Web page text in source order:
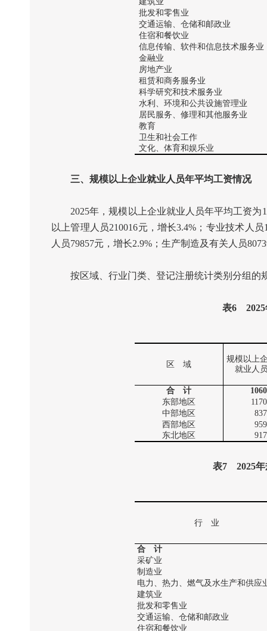
批发和零售业
交通运输、仓储和邮政业
住宿和餐饮业
信息传输、软件和信息技术服务业
金融业
房地产业
租赁和商务服务业
科学研究和技术服务业
水利、环境和公共设施管理业
居民服务、修理和其他服务业
教育
卫生和社会工作
文化、体育和娱乐业
三、规模以上企业就业人员年平均工资情况
2025年，规模以上企业就业人员年平均工资为
以上管理人员210016元，增长3.4% ；专业技术人员
人员79857元，增长2.9% ；生产制造及有关人员
按区域、行业门类、登记注册统计类别分组的
表6 2025
区 域
规模以上
就业人
合 计
东部地区
中部地区
西部地区
东北地区
表7 2025年
行 业
合 计
采矿业
制造业
电力、热力、燃气及水生产和供应
建筑业
批发和零售业
交通运输、仓储和邮政业
住宿和餐饮业